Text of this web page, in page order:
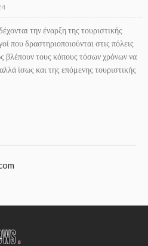
την έναρξη της τουριστικής
που δραστηριοποιούνται στις πόλεις
βλέπουν τους κόπους τόσων χρόνων να
ίσως και της επόμενης τουριστικής